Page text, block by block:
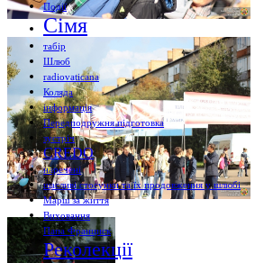
Події
Сімя
табір
Шлюб
radiovaticana
Коляда
інформація
Передподружня підготовка
зустріч
CREDO
наречені
щасливі стосунки та їх продовження у шлюбі
Марш за життя
Виховання
Папа Франциск
Реколекції